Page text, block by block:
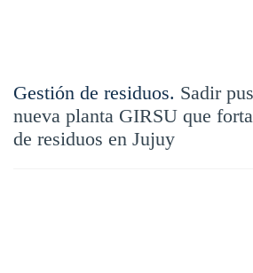
Gestión de residuos. Sadir
nueva planta GIRSU que
de residuos en Jujuy